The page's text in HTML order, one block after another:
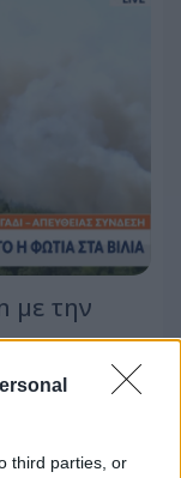
third parties, or
με την